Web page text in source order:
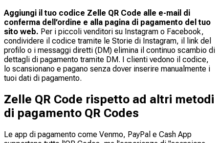
Aggiungi il tuo codice Zelle QR Code alle e-mail di
conferma dell’ordine e alla pagina di pagamento del tuo
sito web. Per i piccoli venditori su Instagram o Facebook,
condividere il codice tramite le Storie di Instagram, il link del
profilo o i messaggi diretti (DM) elimina il continuo scambio di
dettagli di pagamento tramite DM. I clienti vedono il codice,
lo scansionano e pagano senza dover inserire manualmente i
tuoi dati di pagamento.
Zelle QR Code rispetto ad altri metodi
di pagamento QR Codes
Le app di pagamento come Venmo, PayPal e Cash App